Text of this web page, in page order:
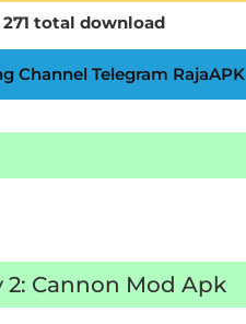
271 total download
Channel Telegram RajaAPK
Cannon Mod Apk